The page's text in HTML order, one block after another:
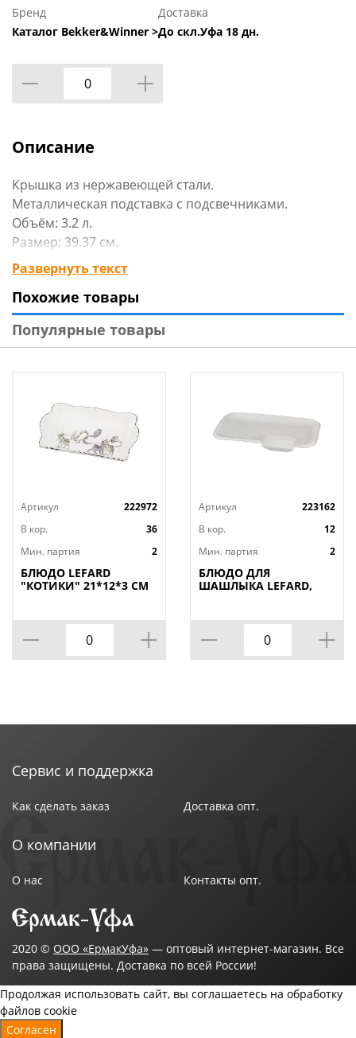
Бренд
Каталог Bekker&Winner >
Доставка
До скл.Уфа 18 дн.
Описание
Крышка из нержавеющей стали.
Металлическая подставка с подсвечниками.
Объём: 3.2 л.
Размер: 39.37 см.
Подходит для мытья в посудомоечной машине без
подставки.
Предназначен для сервировки стола.
Материал: боросиликатное стекло.
Развернуть текст
Похожие товары
Популярные товары
Артикул
222972
В кор.
36
Мин. партия
2
БЛЮДО LEFARD
"КОТИКИ" 21*12*3 СМ
Артикул
223162
В кор.
12
Мин. партия
2
БЛЮДО ДЛЯ
ШАШЛЫКА LEFARD,
Сервис и поддержка
Как сделать заказ Доставка опт.
О компании
О нас Контакты опт.
2020 © ООО «ЕрмакУфа» — оптовый интернет-магазин. Все
права защищены. Доставка по всей России!
Продолжая использовать сайт, вы соглашаетесь на обработку
файлов cookie
Согласен